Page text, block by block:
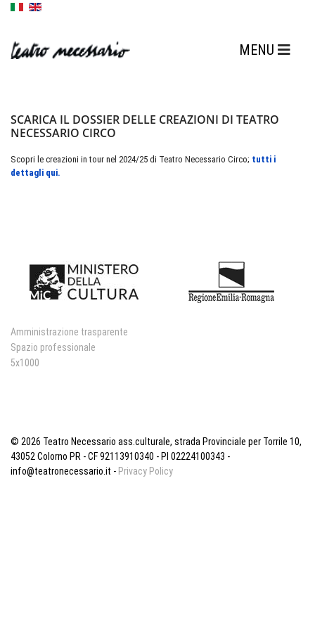
SCARICA IL DOSSIER DELLE CREAZIONI DI TEATRO
NECESSARIO CIRCO
Scopri le creazioni in tour nel 2024/25 di Teatro Necessario Circo; tutti i
dettagli qui.
Amministrazione trasparente
Spazio professionale
5x1000
© 2026 Teatro Necessario ass.culturale, strada Provinciale per Torrile 10,
43052 Colorno PR - CF 92113910340 - PI 02224100343 -
info@teatronecessario.it - Privacy Policy